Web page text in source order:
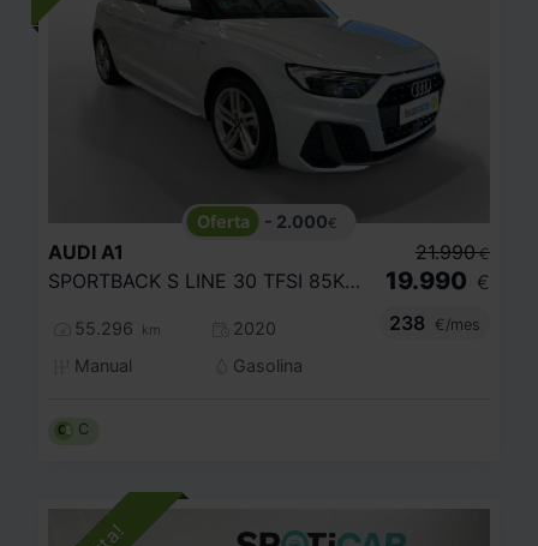
- 2.000€
AUDI A1
SPORTBACK S LINE 30 TFSI 85KW (116CV)
55.296 km
2020
Manual
Gasolina
21.990 €
19.990 €
238
€/mes
C